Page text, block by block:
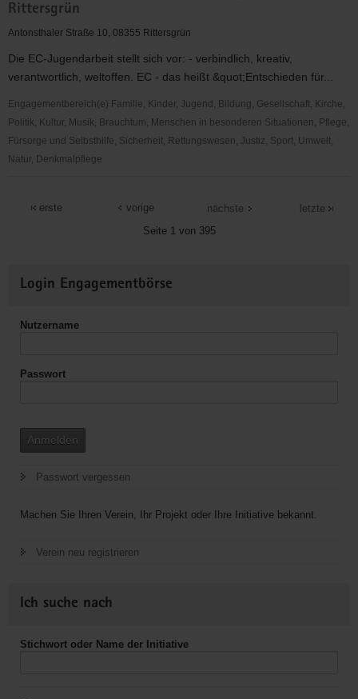
Christus"
(EC)
Elbingeröder
Jugendverband
(EEC)
Gruppe
Dresden
Rittersgrün
Antonsthaler Straße 10, 08355 Rittersgrün
Die EC-Jugendarbeit stellt sich vor: - verbindlich, kreativ,
verantwortlich, weltoffen. EC - das heißt &quot;Entschieden für...
Engagementbereich(e) Familie, Kinder, Jugend, Bildung, Gesellschaft, Kirche,
Politik, Kultur, Musik, Brauchtum, Menschen in besonderen Situationen, Pflege,
Fürsorge und Selbsthilfe, Sicherheit, Rettungswesen, Justiz, Sport, Umwelt,
Natur, Denkmalpflege
Jugendbund
Rittersgrün
erste
vorige
Seite 1 von 395
nächste letzte
Informationen
Login Engagementbörse
Nutzername
Passwort
Anmelden
Passwort vergessen
Machen Sie Ihren Verein, Ihr Projekt oder Ihre Initiative bekannt.
Verein neu registrieren
Ich suche nach
Stichwort oder Name der Initiative